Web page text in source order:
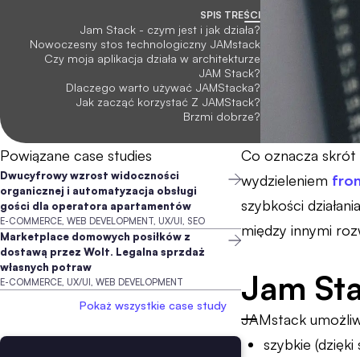
SPIS TREŚCI
Jam Stack - czym jest i jak działa?
Nowoczesny stos technologiczny JAMstack
Czy moja aplikacja działa w architekturze
JAM Stack?
Dlaczego warto używać JAMStacka?
Jak zacząć korzystać Z JAMStack?
Brzmi dobrze?
Powiązane case studies
Dwucyfrowy wzrost widoczności
organicznej i automatyzacja obsługi
gości dla operatora apartamentów
E-COMMERCE, WEB DEVELOPMENT, UX/UI, SEO
Marketplace domowych posiłków z
dostawą przez Wolt. Legalna sprzdaż
własnych potraw
E-COMMERCE, UX/UI, WEB DEVELOPMENT
Pokaż wszystkie case study
Co oznacza skrót
wydzieleniem
szybkości
między innymi
Jam
JAMstack
szybkie